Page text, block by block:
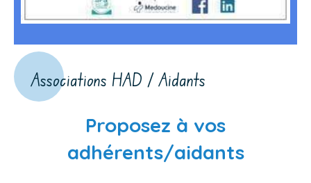
Associations HAD / Aidants
Proposez à vos
adhérents/aidants